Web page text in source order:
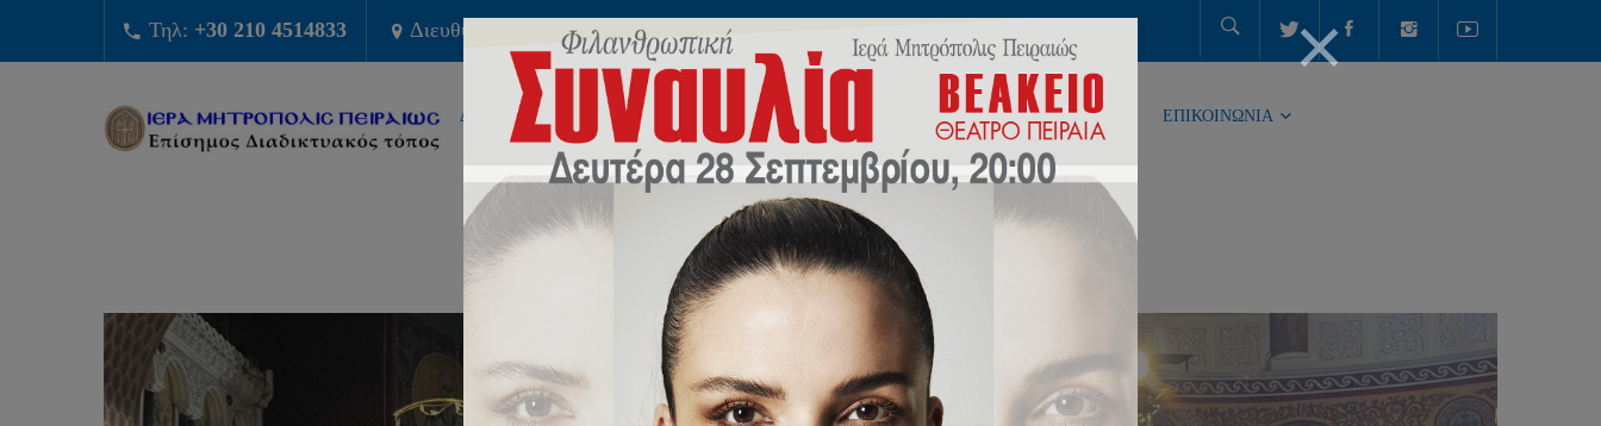
Τηλ: +30 210 4514833 Διευθυνση: Φίλωνος 45
ΔΙΟΙΚΗΣΗ ΠΟΙΜΑΝΤΙΚΗ ΕΚΠΑΙΔΕΥΣΗ Μ.Μ.Ε ΝΕΟΤΗΤΑ ΕΠΙΚΟΙΝΩΝΙΑ